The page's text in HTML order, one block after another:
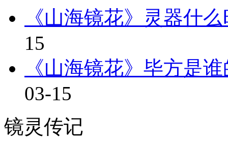
《山海镜花》灵器什
15
《山海镜花》毕方是
03-15
镜灵传记